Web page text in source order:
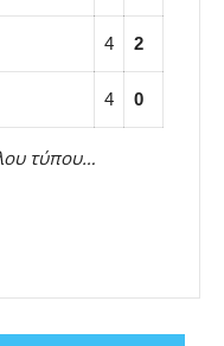
4 2
4 0
τύπου…